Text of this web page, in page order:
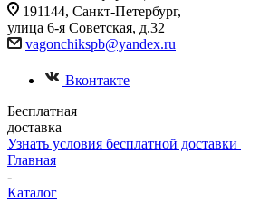
191144, Санкт-Петербург,
улица 6-я Советская, д.32
vagonchikspb@yandex.ru
Вконтакте
Бесплатная
доставка
Узнать условия бесплатной доставки
Главная
-
Каталог